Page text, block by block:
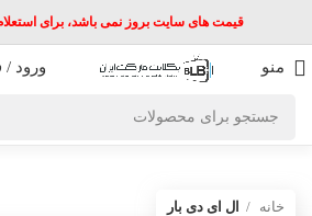
قیمت های سایت بروز نمی باشد، برای
منو ورود /
خانه ال ای دی بار